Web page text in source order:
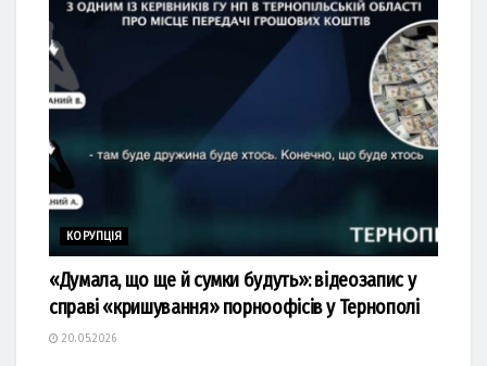
КОРУПЦІЯ
«Думала, що ще й сумки будуть»: відеозапис у
справі «кришування» порноофісів у Тернополі
20.05.2026